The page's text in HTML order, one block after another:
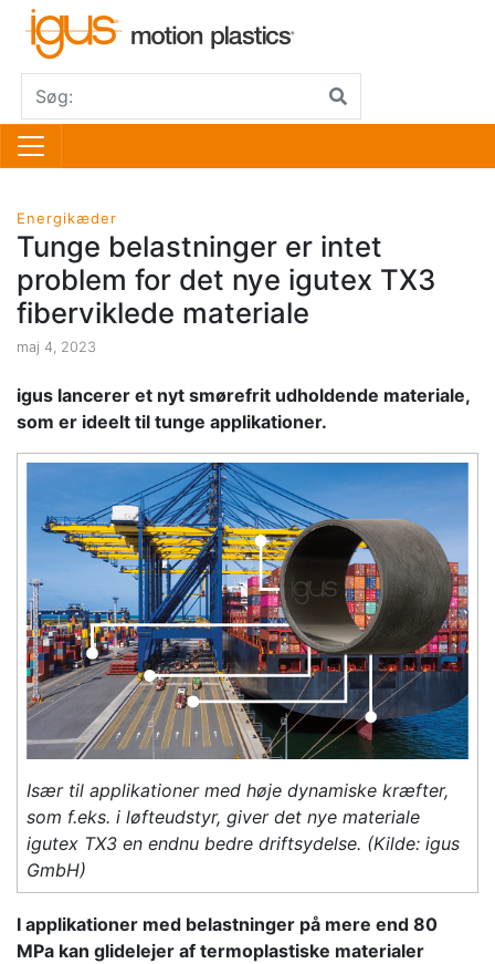
Energikæder
Tunge belastninger er intet
problem for det nye igutex TX3
fiberviklede materiale
maj 4, 2023
igus lancerer et nyt smørefrit udholdende materiale,
som er ideelt til tunge applikationer.
Især til applikationer med høje dynamiske kræfter,
som f.eks. i løfteudstyr, giver det nye materiale
igutex TX3 en endnu bedre driftsydelse. (Kilde: igus
GmbH)
I applikationer med belastninger på mere end 80
MPa kan glidelejer af termoplastiske materialer